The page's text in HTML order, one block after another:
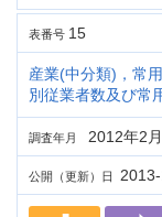
表番号 15
産業(中分類)，常
別従業者数及び常
調査年月 2012年2月
公開（更新）日